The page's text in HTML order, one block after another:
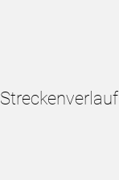
Streckenverlauf